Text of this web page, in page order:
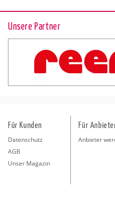
Unsere Partner
Für Kunden
Datenschutz
AGB
Unser Magazin
Für
Anbieter